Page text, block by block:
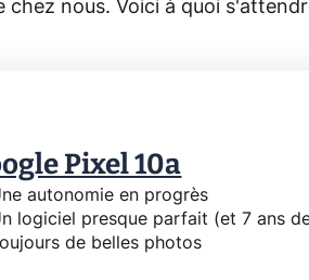
chez nous. Voici à quoi
Pixel 10a
autonomie en progrès
logiciel presque parfait (et 7 ans
de belles photos